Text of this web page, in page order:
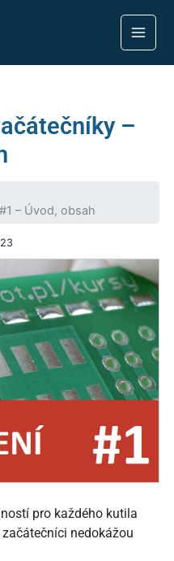
–
– Úvod, obsah
pro každého kutila
nedokážou